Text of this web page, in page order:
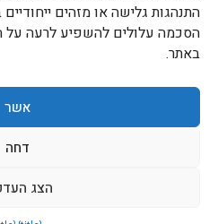
התנהגות גלישה או מזהים
הסכמה עלולים להשפיע לרעה על
באתר.
אשר
דחה
הצג
עדידה בטלפון
המותגים המובילים שלנו